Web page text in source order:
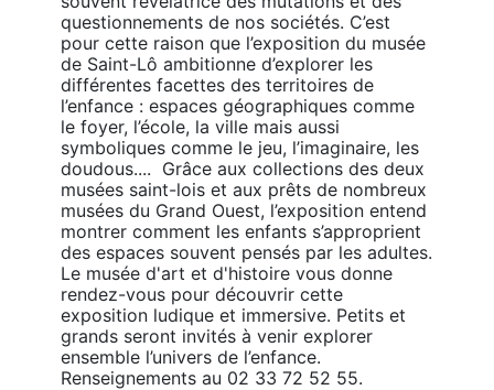
questionnements de nos sociétés. C’est
pour cette raison que l’exposition du musée
de Saint-Lô ambitionne d’explorer les
différentes facettes des territoires de
l’enfance : espaces géographiques comme
le foyer, l’école, la ville mais aussi
symboliques comme le jeu, l’imaginaire, les
doudous....  Grâce aux collections des deux
musées saint-lois et aux prêts de nombreux
musées du Grand Ouest, l’exposition entend
montrer comment les enfants s’approprient
des espaces souvent pensés par les adultes.
Le musée d'art et d'histoire vous donne
rendez-vous pour découvrir cette
exposition ludique et immersive. Petits et
grands seront invités à venir explorer
ensemble l’univers de l’enfance.
Renseignements au 02 33 72 52 55.